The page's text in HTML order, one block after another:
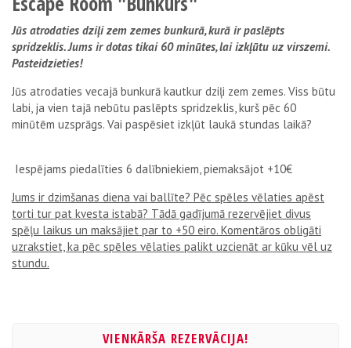
Jūs atrodaties dziļi zem zemes bunkurā, kurā ir paslēpts
spridzeklis. Jums ir dotas tikai 60 minūtes, lai izkļūtu uz virszemi.
Pasteidzieties!
Jūs atrodaties vecajā bunkurā kautkur dziļi zem zemes. Viss būtu
labi, ja vien tajā nebūtu paslēpts spridzeklis, kurš pēc 60
minūtēm uzsprāgs. Vai paspēsiet izkļūt laukā stundas laikā?
Iespējams piedalīties 6 dalībniekiem, piemaksājot +10€
Jums ir dzimšanas diena vai ballīte? Pēc spēles vēlaties apēst
torti tur pat kvesta istabā? Tādā gadījumā rezervējiet divus
spēļu laikus un maksājiet par to +50 eiro. Komentāros obligāti
uzrakstiet, ka pēc spēles vēlaties palikt uzcienāt ar kūku vēl uz
stundu.
VIENKĀRŠA REZERVĀCIJA!